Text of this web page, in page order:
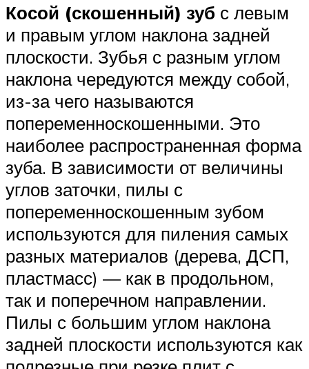
Косой (скошенный) зуб с левым
и правым углом наклона задней
плоскости. Зубья с разным углом
наклона чередуются между собой,
из-за чего называются
попеременноскошенными. Это
наиболее распространенная форма
зуба. В зависимости от величины
углов заточки, пилы с
попеременноскошенным зубом
используются для пиления самых
разных материалов (дерева, ДСП,
пластмасс) — как в продольном,
так и поперечном направлении.
Пилы с большим углом наклона
задней плоскости используются как